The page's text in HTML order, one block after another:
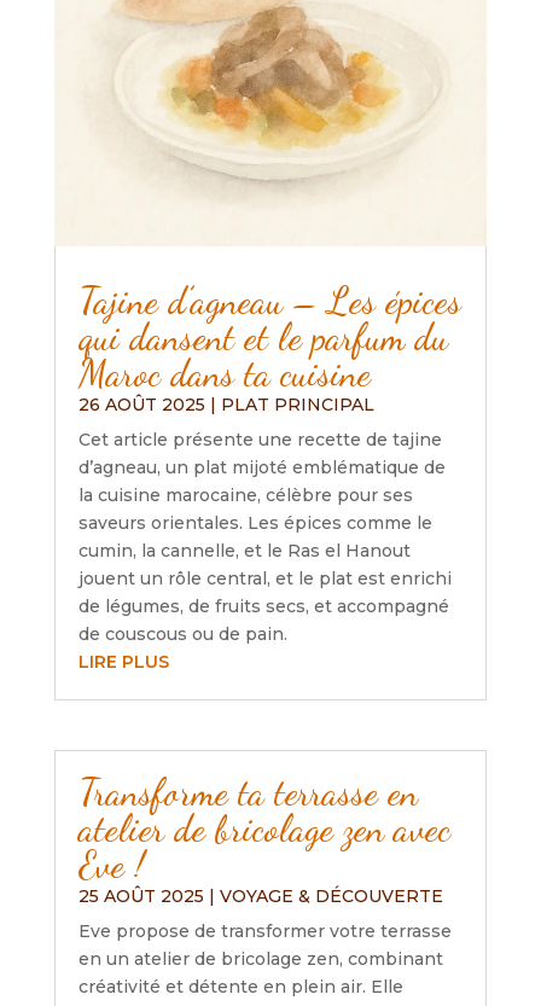
Tajine d’agneau – Les épices
qui dansent et le parfum du
Maroc dans ta cuisine
26 AOÛT 2025 | PLAT PRINCIPAL
Cet article présente une recette de tajine
d’agneau, un plat mijoté emblématique de
la cuisine marocaine, célèbre pour ses
saveurs orientales. Les épices comme le
cumin, la cannelle, et le Ras el Hanout
jouent un rôle central, et le plat est enrichi
de légumes, de fruits secs, et accompagné
de couscous ou de pain.
LIRE PLUS
Transforme ta terrasse en
atelier de bricolage zen avec
Eve !
25 AOÛT 2025
VOYAGE & DÉCOUVERTE
Eve propose de transformer votre terrasse
en un atelier de bricolage zen, combinant
créativité et détente en plein air. Elle